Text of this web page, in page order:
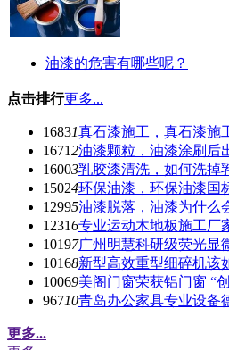
油漆的危害有哪些呢？
点击排行更多...
16831真石漆施工，真石漆施
16712油漆颗粒，油漆涂刷后
16003乳胶漆清洗，如何洗掉
15024环保油漆，环保油漆国
12995油漆脱落，油漆为什么
12316专业运动木地板施工厂
10197广州明慧科研级荧光显
10168新型高效重型细碎机该
10069美阁门窗荣获铝门窗 “
96710青岛办公家具专业设备
更多...